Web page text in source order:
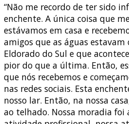
“Não me recordo de ter sido
enchente. A única coisa que
estávamos em casa e
amigos que as águas estavam
Eldorado do Sul e que
pior do que a última. Então,
que nós recebemos e
nas redes sociais. Esta
nosso lar. Então, na nossa
ao telhado. Nossa moradia foi